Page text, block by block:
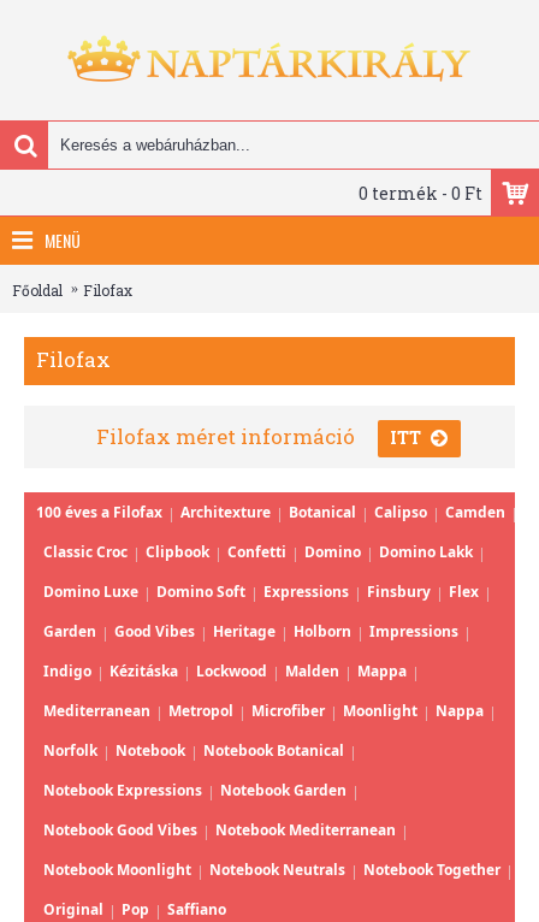
0 termék - 0 Ft
MENÜ
Főoldal Filofax
Filofax
Filofax méret információ ITT
100 éves a Filofax Architexture Botanical Calipso
Camden
Classic Croc
Clipbook Confetti Domino
Domino Lakk
Domino Luxe
Domino Soft Expressions Finsbury
Flex
Garden
Good Vibes Heritage Holborn
Impressions
Indigo
Kézitáska Lockwood Malden
Mappa
Mediterranean
Metropol Microfiber Moonlight
Nappa
Norfolk
Notebook
Notebook Botanical
Notebook Expressions
Notebook Garden
Notebook Good Vibes
Notebook Mediterranean
Notebook Moonlight
Notebook Neutrals
Notebook Together
Original
Pop Saffiano